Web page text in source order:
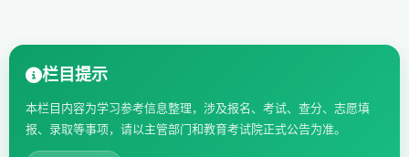
栏目提示
本栏目内容为学习参考信息整理，涉及报名、考试、查分、志愿填
报、录取等事项，请以主管部门和教育考试院正式公告为准。